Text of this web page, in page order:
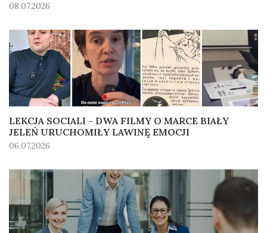
08.07.2026
LEKCJA SOCIALI - DWA FILMY O MARCE BIAŁY
JELEŃ URUCHOMIŁY LAWINĘ EMOCJI
06.07.2026